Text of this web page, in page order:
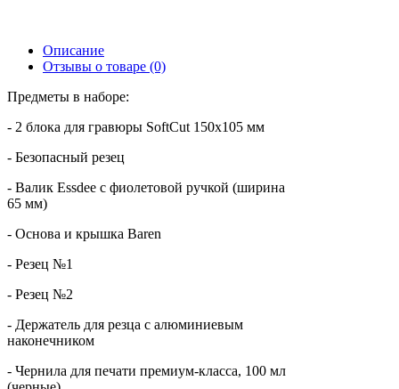
Описание
Отзывы о товаре (0)
Предметы в наборе:
- 2 блока для гравюры SoftCut 150x105 мм
- Безопасный резец
- Валик Essdee с фиолетовой ручкой (ширина
65 мм)
- Основа и крышка Baren
- Резец №1
- Резец №2
- Держатель для резца с алюминиевым
наконечником
- Чернила для печати премиум-класса, 100 мл